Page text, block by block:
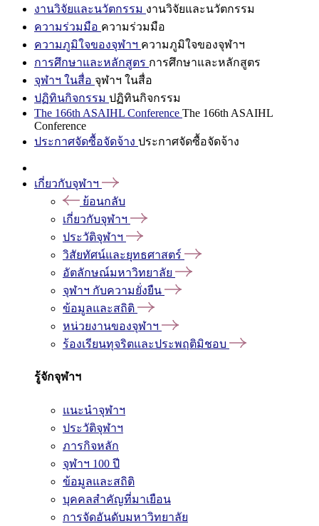
งานวิจัยและนวัตกรรม งานวิจัยและนวัตกรรม
ความร่วมมือ ความร่วมมือ
ความภูมิใจของจุฬาฯ ความภูมิใจของจุฬาฯ
การศึกษาและหลักสูตร การศึกษาและหลักสูตร
จุฬาฯ ในสื่อ จุฬาฯ ในสื่อ
ปฏิทินกิจกรรม ปฏิทินกิจกรรม
The 166th ASAIHL Conference The 166th ASAIHL
Conference
ประกาศจัดซื้อจัดจ้าง ประกาศจัดซื้อจัดจ้าง
เกี่ยวกับจุฬาฯ
ย้อนกลับ
เกี่ยวกับจุฬาฯ
ประวัติจุฬาฯ
วิสัยทัศน์และยุทธศาสตร์
อัตลักษณ์มหาวิทยาลัย
จุฬาฯ กับความยั่งยืน
ข้อมูลและสถิติ
หน่วยงานของจุฬาฯ
ร้องเรียนทุจริตและประพฤติมิชอบ
รู้จักจุฬาฯ
แนะนำจุฬาฯ
ประวัติจุฬาฯ
ภารกิจหลัก
จุฬาฯ 100 ปี
ข้อมูลและสถิติ
บุคคลสำคัญที่มาเยือน
การจัดอันดับมหาวิทยาลัย